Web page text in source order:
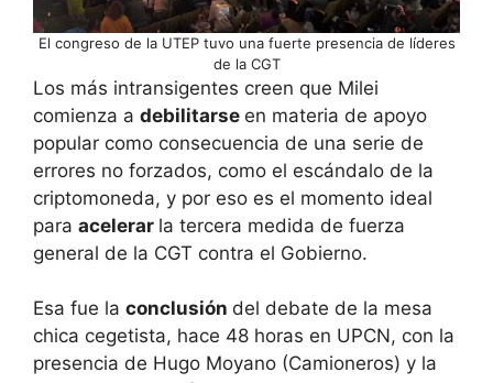
El congreso de la UTEP tuvo una fuerte presencia de líderes
de la CGT
Los más intransigentes creen que Milei
comienza a debilitarse en materia de apoyo
popular como consecuencia de una serie de
errores no forzados, como el escándalo de la
criptomoneda, y por eso es el momento ideal
para acelerar la tercera medida de fuerza
general de la CGT contra el Gobierno.
Esa fue la conclusión del debate de la mesa
chica cegetista, hace 48 horas en UPCN, con la
presencia de Hugo Moyano (Camioneros) y la